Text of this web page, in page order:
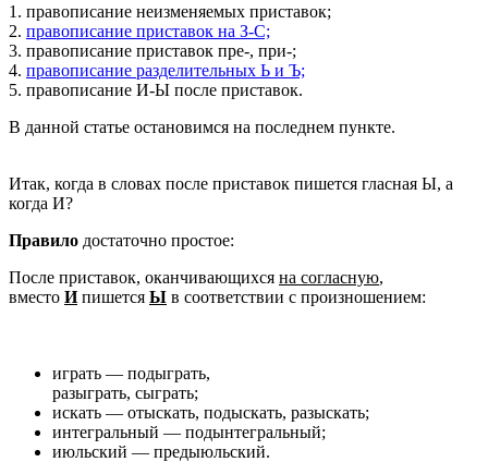
1. правописание неизменяемых приставок;
2. правописание приставок на З-С;
3. правописание приставок пре-, при-;
4. правописание разделительных Ь и Ъ;
5. правописание И-Ы после приставок.
В данной статье остановимся на последнем пункте.
Итак, когда в словах после приставок пишется гласная Ы, а
когда И?
Правило достаточно простое:
После приставок, оканчивающихся на согласную,
вместо Ипишется Ы в соответствии с произношением:
играть — подыграть,
разыграть, сыграть;
искать — отыскать, подыскать, разыскать;
интегральный — подынтегральный;
июльский — предыюльский.